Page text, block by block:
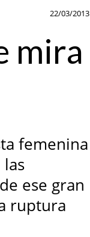
22/03/2013
mira
femenina
ese gran
ruptura